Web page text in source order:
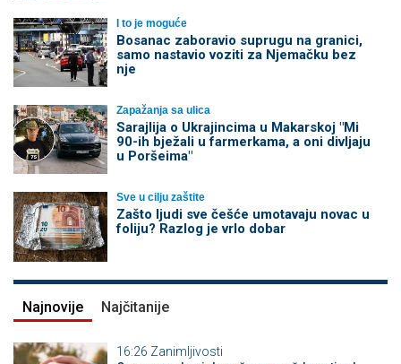
I to je moguće
Bosanac zaboravio suprugu na granici,
samo nastavio voziti za Njemačku bez
nje
Zapažanja sa ulica
Sarajlija o Ukrajincima u Makarskoj "Mi
90-ih bježali u farmerkama, a oni divljaju
u Poršeima"
Sve u cilju zaštite
Zašto ljudi sve češće umotavaju novac u
foliju? Razlog je vrlo dobar
Najnovije Najčitanije
16:26 Zanimljivosti